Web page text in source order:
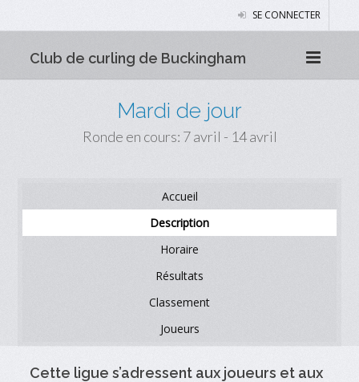
SE CONNECTER
Club de curling de Buckingham
Mardi de jour
Ronde en cours: 7 avril - 14 avril
Accueil
Description
Horaire
Résultats
Classement
Joueurs
Cette ligue s’adressent aux joueurs et aux